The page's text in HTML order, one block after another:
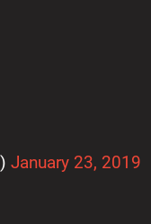
January 23, 2019